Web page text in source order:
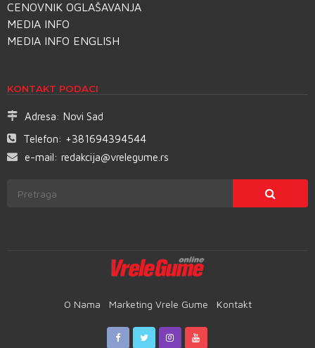
CENOVNIK OGLAŠAVANJA
MEDIA INFO
MEDIA INFO ENGLISH
KONTAKT PODACI
Adresa: Novi Sad
Telefon: +381694394544
e-mail: redakcija@vrelegume.rs
O Nama Marketing Vrele Gume Kontakt